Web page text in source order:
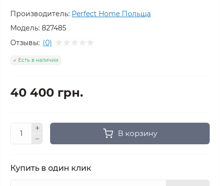
Производитель: Perfect Home Польща
Модель: 827485
Отзывы: (0)
Есть в наличии
40 400 грн.
В корзину
Купить в один клик